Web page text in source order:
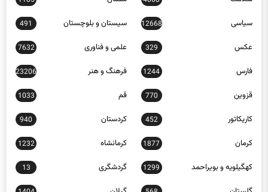
سلامت 4868 سمنان 1185
سیاسی 12668 سیستان و بلوچستان 491
عکس 329 علمی و فناوری 7632
فارس 1244 فرهنگ و هنر 23206
قزوین 770 قم 1033
کاریکاتور 452 کردستان 940
کرمان 1877 کرمانشاه 1232
کهگیلویه و بویراحمد 1299 گردشگری 13